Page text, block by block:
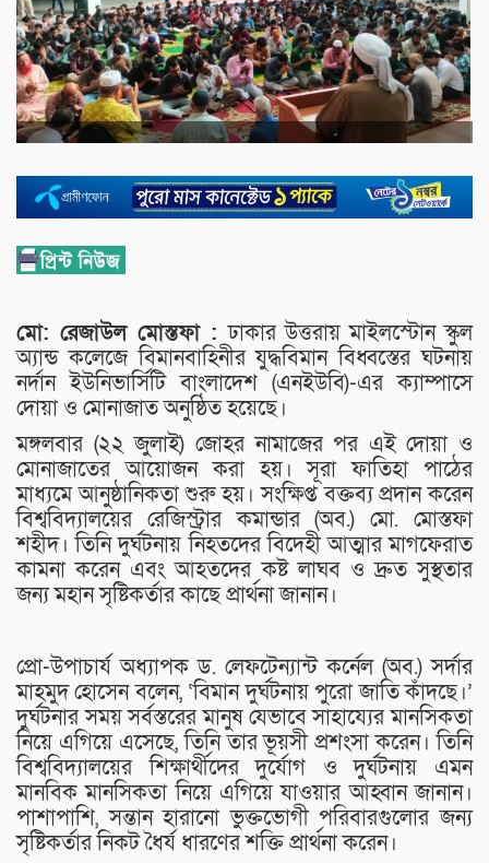
মো: রেজাউল মোস্তফা :ঢাকার উত্তরায় মাইলস্টোন স্কুল
অ্যান্ড কলেজে বিমানবাহিনীর যুদ্ধবিমান বিধ্বস্তের ঘটনায়
নর্দান ইউনিভার্সিটি বাংলাদেশ (এনইউবি)-এর ক্যাম্পাসে
দোয়া ও মোনাজাত অনুষ্ঠিত হয়েছে।
মঙ্গলবার (২২ জুলাই) জোহর নামাজের পর এই দোয়া ও
মোনাজাতের আয়োজন করা হয়। সূরা ফাতিহা পাঠের
মাধ্যমে আনুষ্ঠানিকতা শুরু হয়। সংক্ষিপ্ত বক্তব্য প্রদান করেন
বিশ্ববিদ্যালয়ের রেজিস্ট্রার কমান্ডার (অব.) মো. মোস্তফা
শহীদ। তিনি দুর্ঘটনায় নিহতদের বিদেহী আত্মার মাগফেরাত
কামনা করেন এবং আহতদের কষ্ট লাঘব ও দ্রুত সুস্থতার
জন্য মহান সৃষ্টিকর্তার কাছে প্রার্থনা জানান।
প্রো-উপাচার্য অধ্যাপক ড. লেফটেন্যান্ট কর্নেল (অব.) সর্দার
মাহমুদ হোসেন বলেন, ‌‌‌‌‌‌‌‘বিমান দুর্ঘটনায় পুরো জাতি কাঁদছে।’
দুর্ঘটনার সময় সর্বস্তরের মানুষ যেভাবে সাহায্যের মানসিকতা
নিয়ে এগিয়ে এসেছে, তিনি তার ভূয়সী প্রশংসা করেন। তিনি
বিশ্ববিদ্যালয়ের শিক্ষার্থীদের দুর্যোগ ও দুর্ঘটনায় এমন
মানবিক মানসিকতা নিয়ে এগিয়ে যাওয়ার আহ্বান জানান।
পাশাপাশি, সন্তান হারানো ভুক্তভোগী পরিবারগুলোর জন্য
সৃষ্টিকর্তার নিকট ধৈর্য ধারণের শক্তি প্রার্থনা করেন।